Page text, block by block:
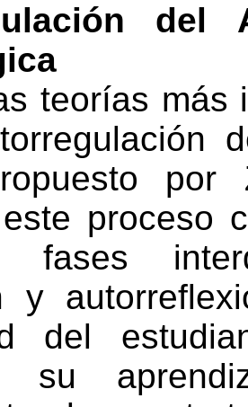
del
teorías más
por
proceso
y
del
su